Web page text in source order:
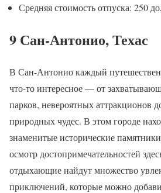
Средняя стоимость отпуска: 250
9 Сан-Антонио, Техас
В Сан-Антонио каждый
что-то интересное — от
парков, невероятных аттракционов
природных чудес. В этом городе
знаменитые исторические
осмотр достопримечательностей
отдыхающие найдут множество
приключений, которые можно